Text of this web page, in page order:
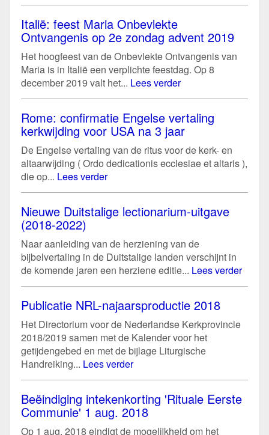
Italië: feest Maria Onbevlekte
Ontvangenis op 2e zondag advent 2019
Het hoogfeest van de Onbevlekte Ontvangenis van
Maria is in Italië een verplichte feestdag. Op 8
december 2019 valt het... Lees verder
Rome: confirmatie Engelse vertaling
kerkwijding voor USA na 3 jaar
De Engelse vertaling van de ritus voor de kerk- en
altaarwijding ( Ordo dedicationis ecclesiae et altaris ),
die op... Lees verder
Nieuwe Duitstalige lectionarium-uitgave
(2018-2022)
Naar aanleiding van de herziening van de
bijbelvertaling in de Duitstalige landen verschijnt in
de komende jaren een herziene editie... Lees verder
Publicatie NRL-najaarsproductie 2018
Het Directorium voor de Nederlandse Kerkprovincie
2018/2019 samen met de Kalender voor het
getijdengebed en met de bijlage Liturgische
Handreiking... Lees verder
Beëindiging intekenkorting 'Rituale Eerste
Communie' 1 aug. 2018
Op 1 aug. 2018 eindigt de mogelijkheid om het